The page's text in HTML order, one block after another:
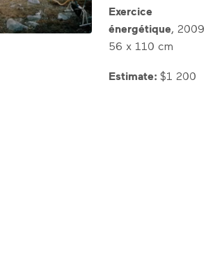
Exercice
énergétique, 2009
56 x 110 cm
Estimate:$1 200